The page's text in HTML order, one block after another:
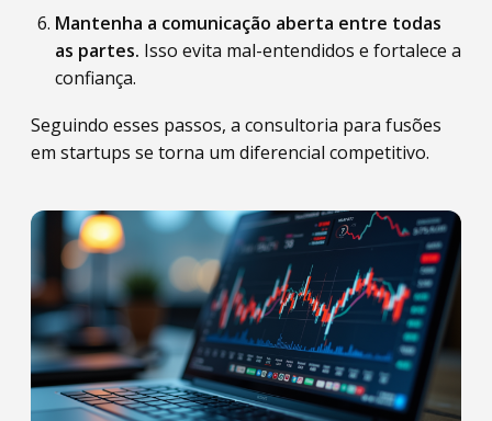
Mantenha a comunicação aberta entre todas
as partes. Isso evita mal-entendidos e fortalece a
confiança.
Seguindo esses passos, a consultoria para fusões
em startups se torna um diferencial competitivo.